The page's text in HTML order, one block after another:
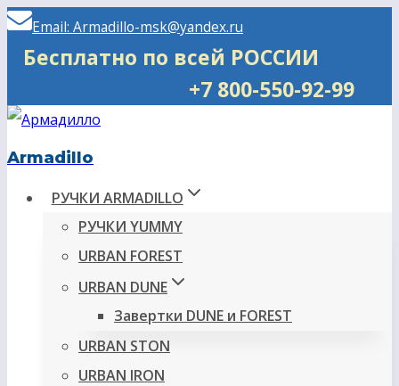
Перейти
Email: Armadillo-msk@yandex.ru
Бесплатно по всей РОССИИ
+7 800-550-92-99
Armadillo
РУЧКИ ARMADILLO
РУЧКИ YUMMY
URBAN FOREST
URBAN DUNE
Завертки DUNE и FOREST
URBAN STON
URBAN IRON